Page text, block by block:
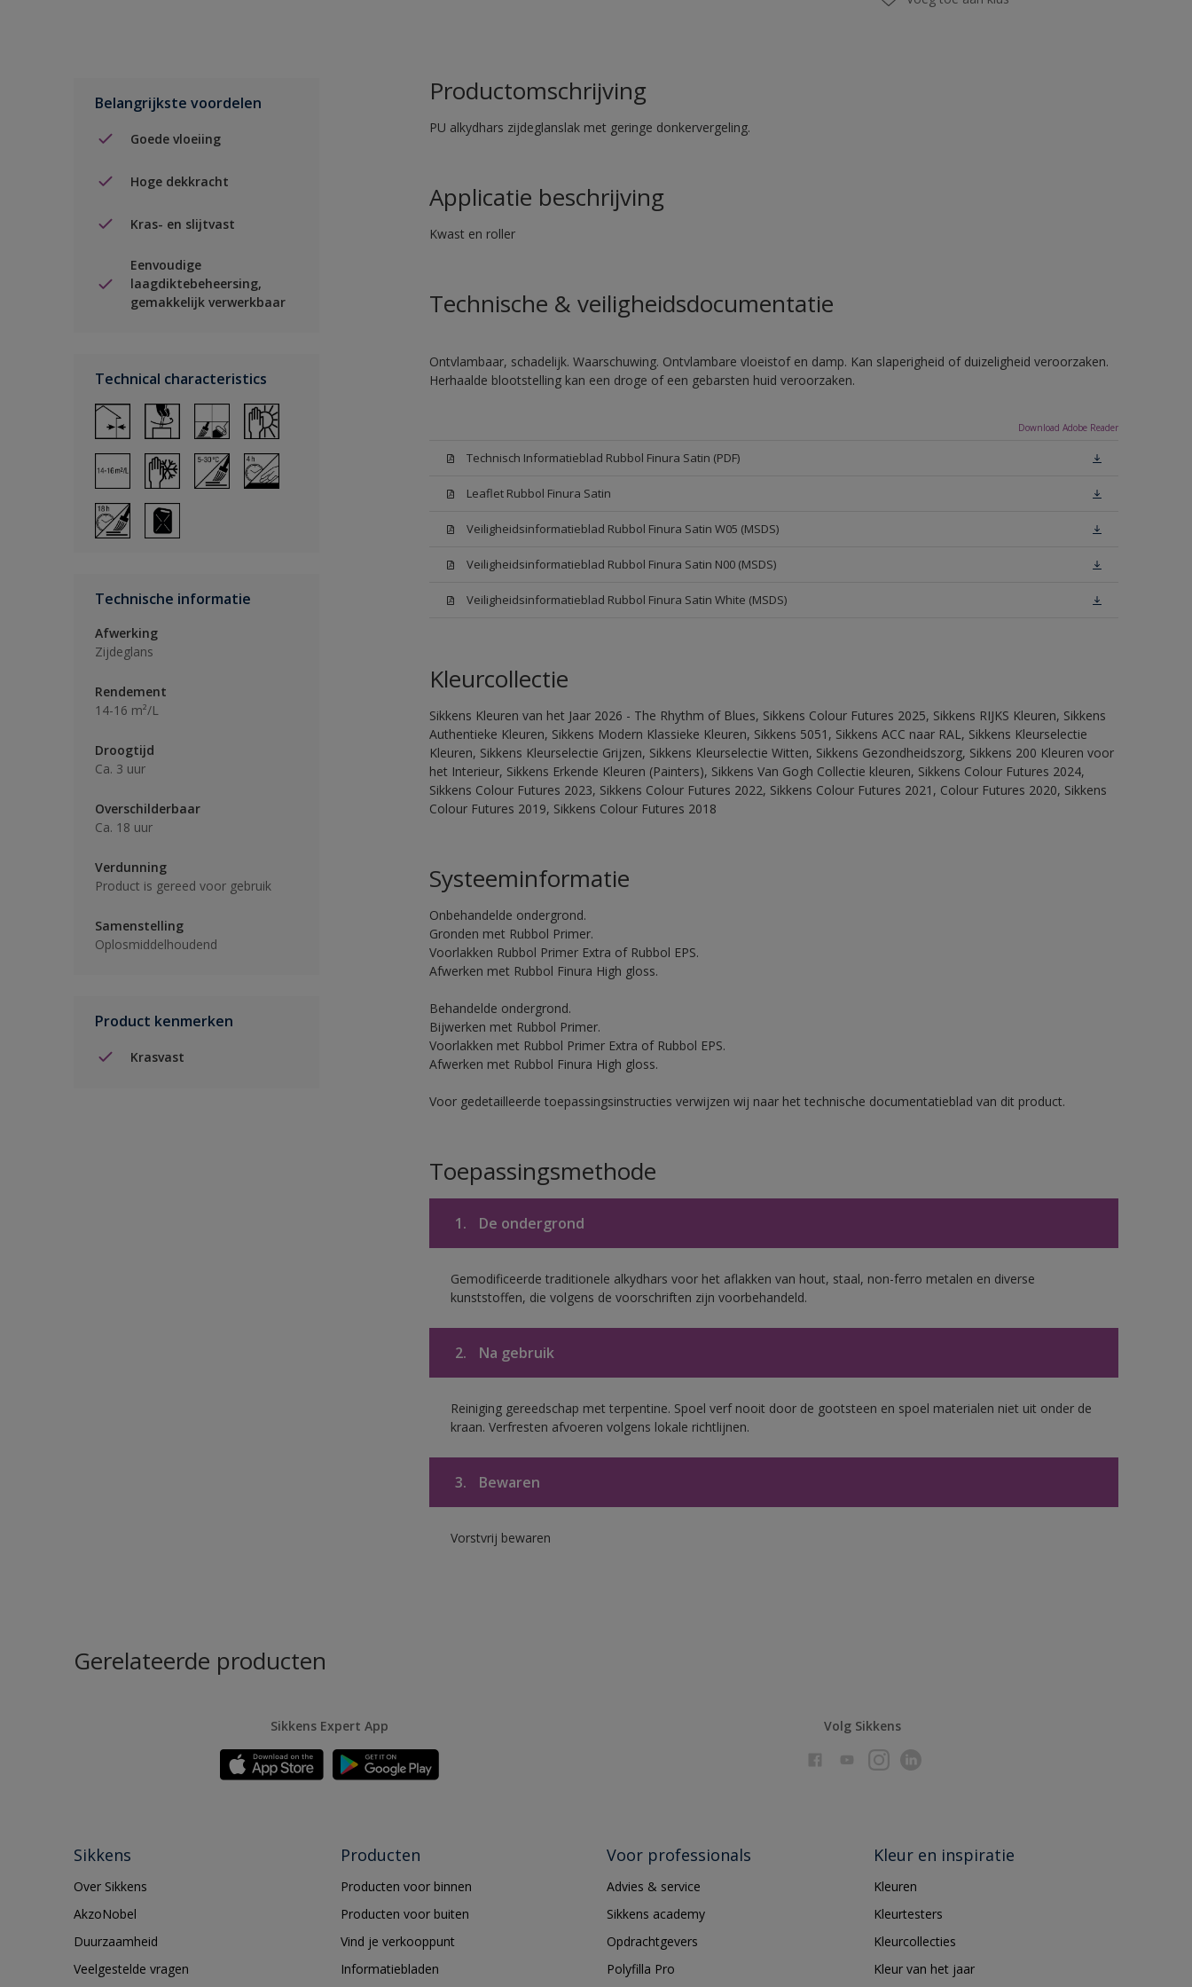
Belangrijkste voordelen
Goede vloeiing
Hoge dekkracht
Kras- en slijtvast
Eenvoudige
laagdiktebeheersing,
gemakkelijk verwerkbaar
Technical characteristics
Technische informatie
Afwerking
Zijdeglans
Rendement
14-16 m²/L
Droogtijd
Ca. 3 uur
Overschilderbaar
Ca. 18 uur
Verdunning
Product is gereed voor gebruik
Samenstelling
Oplosmiddelhoudend
Product kenmerken
Krasvast
Productomschrijving
PU alkydhars zijdeglanslak met geringe donkervergeling.
Applicatie beschrijving
Kwast en roller
Technische & veiligheidsdocumentatie
Ontvlambaar, schadelijk. Waarschuwing. Ontvlambare vloeistof en damp. Kan slaperigheid of duizeligheid veroorzaken.
Herhaalde blootstelling kan een droge of een gebarsten huid veroorzaken.
Download Adobe Reader
Technisch Informatieblad Rubbol Finura Satin (PDF)
Leaflet Rubbol Finura Satin
Veiligheidsinformatieblad Rubbol Finura Satin W05 (MSDS)
Veiligheidsinformatieblad Rubbol Finura Satin N00 (MSDS)
Veiligheidsinformatieblad Rubbol Finura Satin White (MSDS)
Kleurcollectie
Sikkens Kleuren van het Jaar 2026 - The Rhythm of Blues, Sikkens Colour Futures 2025, Sikkens RIJKS Kleuren, Sikkens
Authentieke Kleuren, Sikkens Modern Klassieke Kleuren, Sikkens 5051, Sikkens ACC naar RAL, Sikkens Kleurselectie
Kleuren, Sikkens Kleurselectie Grijzen, Sikkens Kleurselectie Witten, Sikkens Gezondheidszorg, Sikkens 200 Kleuren voor
het Interieur, Sikkens Erkende Kleuren (Painters), Sikkens Van Gogh Collectie kleuren, Sikkens Colour Futures 2024,
Sikkens Colour Futures 2023, Sikkens Colour Futures 2022, Sikkens Colour Futures 2021, Colour Futures 2020, Sikkens
Colour Futures 2019, Sikkens Colour Futures 2018
Systeeminformatie
Onbehandelde ondergrond.
Gronden met Rubbol Primer.
Voorlakken Rubbol Primer Extra of Rubbol EPS.
Afwerken met Rubbol Finura High gloss.
Behandelde ondergrond.
Bijwerken met Rubbol Primer.
Voorlakken met Rubbol Primer Extra of Rubbol EPS.
Afwerken met Rubbol Finura High gloss.
Voor gedetailleerde toepassingsinstructies verwijzen wij naar het technische documentatieblad van dit product.
Toepassingsmethode
1. De ondergrond
Gemodificeerde traditionele alkydhars voor het aflakken van hout, staal, non-ferro metalen en diverse
kunststoffen, die volgens de voorschriften zijn voorbehandeld.
2. Na gebruik
Reiniging gereedschap met terpentine. Spoel verf nooit door de gootsteen en spoel materialen niet uit onder de
kraan. Verfresten afvoeren volgens lokale richtlijnen.
3. Bewaren
Vorstvrij bewaren
Gerelateerde producten
Sikkens Expert App Volg Sikkens
Sikkens
Over Sikkens
AkzoNobel
Duurzaamheid
Veelgestelde vragen
Producten
Producten voor binnen
Producten voor buiten
Vind je verkooppunt
Informatiebladen
Voor professionals
Advies & service
Sikkens academy
Opdrachtgevers
Polyfilla Pro
Kleur en inspiratie
Kleuren
Kleurtesters
Kleurcollecties
Kleur van het jaar